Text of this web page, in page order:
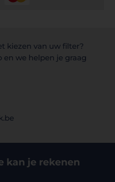
kiezen van uw filter?
we helpen je graag
kan je rekenen